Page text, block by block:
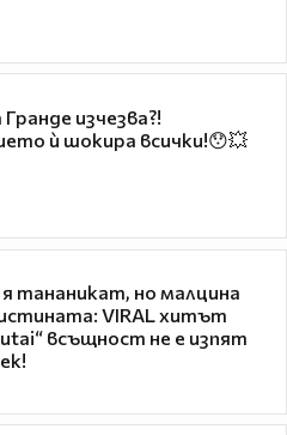
изчезва?!
ѝ шокира всички!😯💥
я тананикат, но малцина
VIRAL хитът
всъщност не е изпят